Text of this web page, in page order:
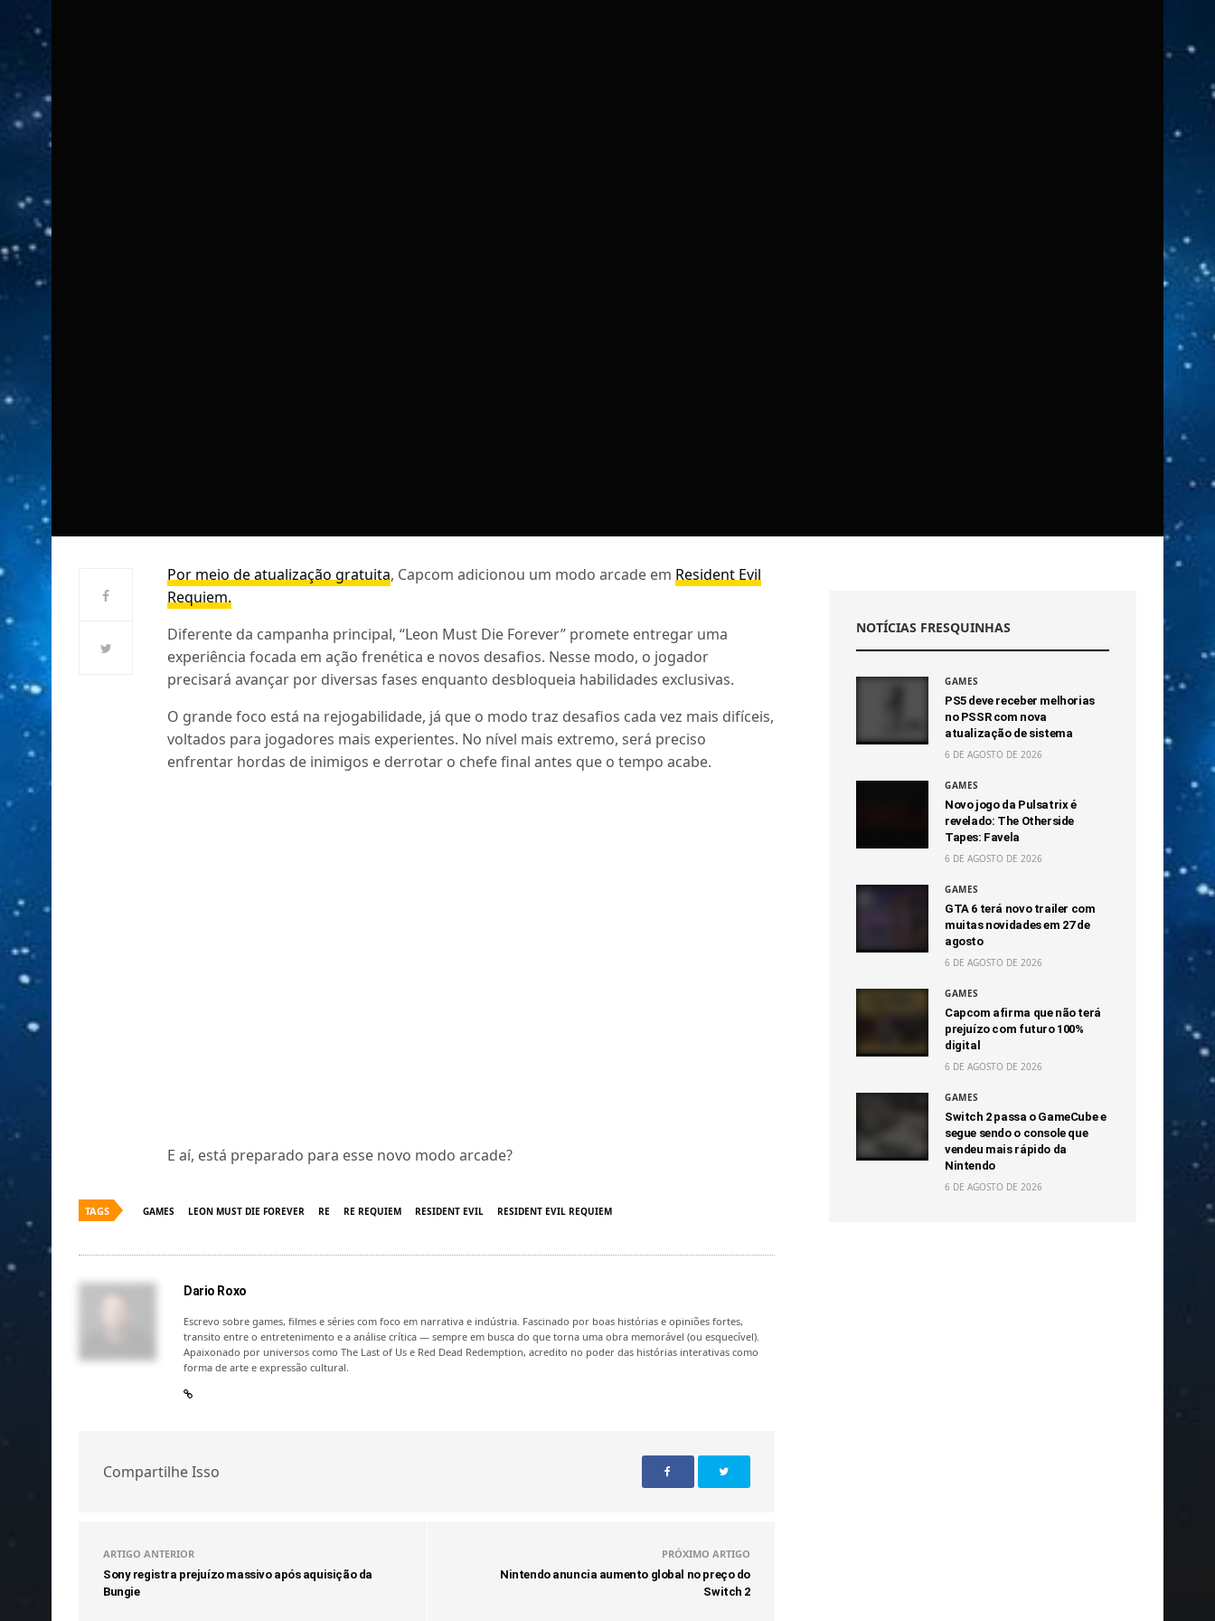
Por meio de atualização gratuita, Capcom adicionou um modo arcade em Resident Evil
Requiem.
Diferente da campanha principal, “Leon Must Die Forever” promete entregar uma
experiência focada em ação frenética e novos desafios. Nesse modo, o jogador
precisará avançar por diversas fases enquanto desbloqueia habilidades exclusivas.
O grande foco está na rejogabilidade, já que o modo traz desafios cada vez mais difíceis,
voltados para jogadores mais experientes. No nível mais extremo, será preciso
enfrentar hordas de inimigos e derrotar o chefe final antes que o tempo acabe.
E aí, está preparado para esse novo modo arcade?
TAGS GAMES LEON MUST DIE FOREVER RE RE REQUIEM RESIDENT EVIL RESIDENT EVIL REQUIEM
Dario Roxo
Escrevo sobre games, filmes e séries com foco em narrativa e indústria. Fascinado por boas histórias e opiniões fortes,
transito entre o entretenimento e a análise crítica — sempre em busca do que torna uma obra memorável (ou esquecível).
Apaixonado por universos como The Last of Us e Red Dead Redemption, acredito no poder das histórias interativas como
forma de arte e expressão cultural.
Compartilhe Isso
ARTIGO ANTERIOR
Sony registra prejuízo massivo após aquisição da
Bungie
PRÓXIMO ARTIGO
Nintendo anuncia aumento global no preço do
Switch 2
NOTÍCIAS FRESQUINHAS
GAMES
PS5 deve receber melhorias
no PSSR com nova
atualização de sistema
6 DE AGOSTO DE 2026
GAMES
Novo jogo da Pulsatrix é
revelado: The Otherside
Tapes: Favela
6 DE AGOSTO DE 2026
GAMES
GTA 6 terá novo trailer com
muitas novidades em 27 de
agosto
6 DE AGOSTO DE 2026
GAMES
Capcom afirma que não terá
prejuízo com futuro 100%
digital
6 DE AGOSTO DE 2026
GAMES
Switch 2 passa o GameCube e
segue sendo o console que
vendeu mais rápido da
Nintendo
6 DE AGOSTO DE 2026